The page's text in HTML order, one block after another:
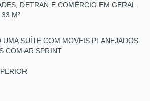
DETRAN E COMÉRCIO EM GERAL.
M²
SUÍTE COM MOVEIS PLANEJADOS
COM AR SPRINT